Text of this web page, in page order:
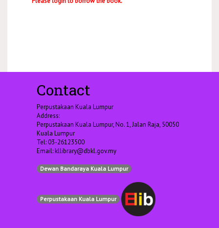
Contact
Perpustakaan Kuala Lumpur
Address:
Perpustakaan Kuala Lumpur, No. 1, Jalan Raja, 50050
Kuala Lumpur
Tel: 03-26123500
Email:kllibrary@dbkl.gov.my
Dewan Bandaraya Kuala Lumpur
Perpustakaan Kuala Lumpur